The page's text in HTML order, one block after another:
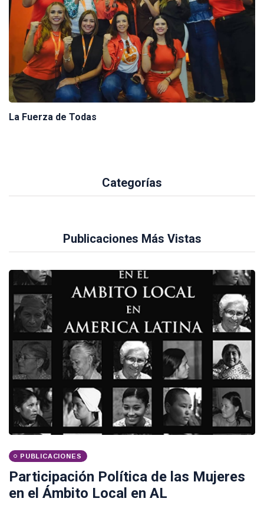
La Fuerza de Todas
Categorías
Publicaciones Más Vistas
PUBLICACIONES
Participación Política de las Mujeres
en el Ámbito Local en AL